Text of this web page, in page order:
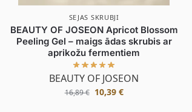
SEJAS SKRUBJI
BEAUTY OF JOSEON Apricot Blossom
Peeling Gel – maigs ādas skrubis ar
aprikožu fermentiem
BEAUTY OF JOSEON
16,89€ 10,39 €